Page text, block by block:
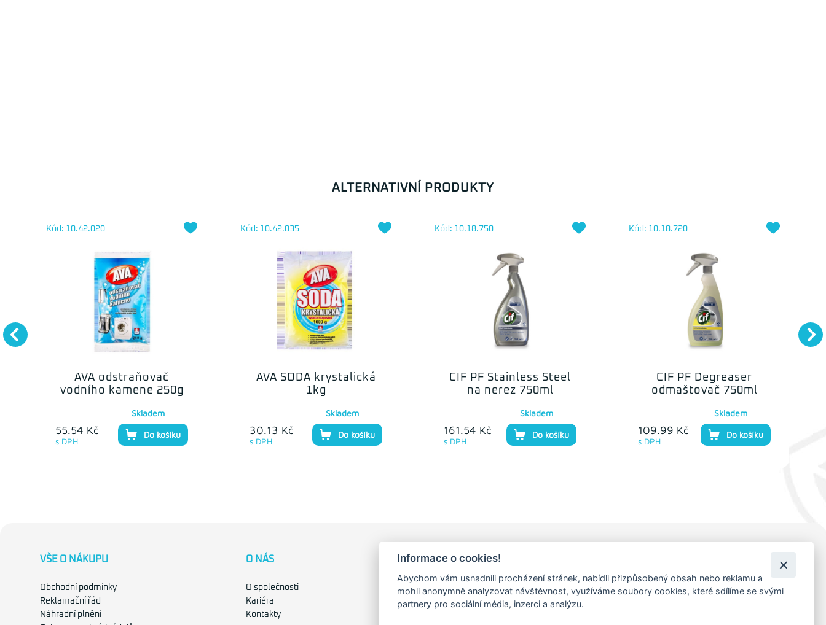
ALTERNATIVNÍ PRODUKTY
AVA odstraňovač
vodního kamene 250g
Kód: 10.42.020
55.54 Kč
s DPH
Skladem
Do košíku
AVA SODA krystalická
1kg
Kód: 10.42.035
30.13 Kč
s DPH
Skladem
Do košíku
CIF PF Stainless Steel
na nerez 750ml
Kód: 10.18.750
161.54 Kč
s DPH
Skladem
Do košíku
CIF PF Degreaser
odmaštovač 750ml
Kód: 10.18.720
109.99 Kč
s DPH
Skladem
Do košíku
VŠE O NÁKUPU
Obchodní podmínky
Reklamační řád
Náhradní plnění
O NÁS
O společnosti
Kariéra
Kontakty
FAKTURAČNÍ ADRESA
Družstevní 1394/12
Praha 4 - Nusle, 140 00
IČO: 28404009
Lutopecny 159 (areál bývalého ZD)
Kroměříž, 767 01
Informace o cookies!
Abychom vám usnadnili procházení stránek, nabídli přizpůsobený obsah nebo reklamu a
mohli anonymně analyzovat návštěvnost, využíváme soubory cookies, které sdílíme se svými
partnery pro sociální média, inzerci a analýzu.